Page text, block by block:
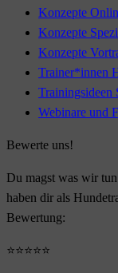
Konzepte
Konzepte
Konzepte
Trainer*innen
Trainingsideen
Webinare und
Bewerte uns!
Du magst was wir
haben dir als
Bewertung:
⭐⭐⭐⭐⭐